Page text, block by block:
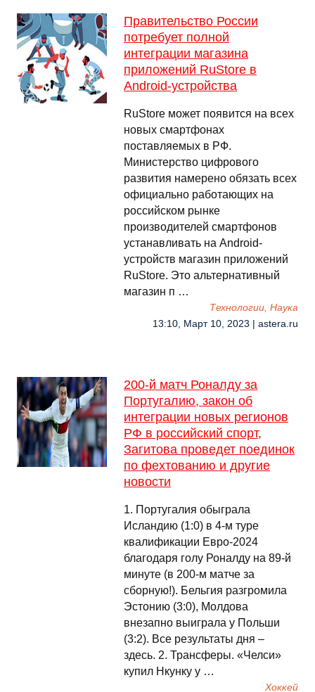
Правительство России
потребует полной
интеграции магазина
приложений RuStore в
Android-устройства
RuStore может появится на всех
новых смартфонах
поставляемых в РФ.
Министерство цифрового
развития намерено обязать всех
официально работающих на
российском рынке
производителей смартфонов
устанавливать на Android-
устройств магазин приложений
RuStore. Это альтернативный
магазин п …
Технологии, Наука
13:10, Март 10, 2023 | astera.ru
200-й матч Роналду за
Португалию, закон об
интеграции новых регионов
РФ в российский спорт,
Загитова проведет поединок
по фехтованию и другие
новости
1. Португалия обыграла
Исландию (1:0) в 4-м туре
квалификации Евро-2024
благодаря голу Роналду на 89-й
минуте (в 200-м матче за
сборную!). Бельгия разгромила
Эстонию (3:0), Молдова
внезапно выиграла у Польши
(3:2). Все результаты дня –
здесь. 2. Трансферы. «Челси»
купил Нкунку у …
Хоккей